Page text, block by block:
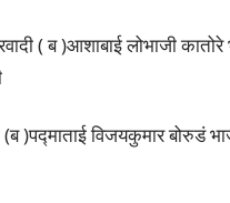
( ब )आशाबाई लोभाजी
)पद्माताई विजयकु‌मार बोरुडं